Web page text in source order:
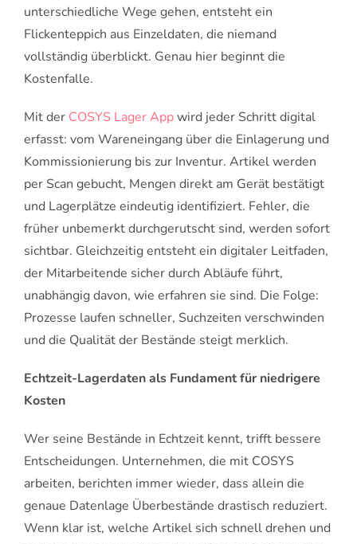
unterschiedliche Wege gehen, entsteht ein
Flickenteppich aus Einzeldaten, die niemand
vollständig überblickt. Genau hier beginnt die
Kostenfalle.
Mit der COSYS Lager Appwird jeder Schritt digital
erfasst: vom Wareneingang über die Einlagerung und
Kommissionierung bis zur Inventur. Artikel werden
per Scan gebucht, Mengen direkt am Gerät bestätigt
und Lagerplätze eindeutig identifiziert. Fehler, die
früher unbemerkt durchgerutscht sind, werden sofort
sichtbar. Gleichzeitig entsteht ein digitaler Leitfaden,
der Mitarbeitende sicher durch Abläufe führt,
unabhängig davon, wie erfahren sie sind. Die Folge:
Prozesse laufen schneller, Suchzeiten verschwinden
und die Qualität der Bestände steigt merklich.
Echtzeit-Lagerdaten als Fundament für niedrigere
Kosten
Wer seine Bestände in Echtzeit kennt, trifft bessere
Entscheidungen. Unternehmen, die mit COSYS
arbeiten, berichten immer wieder, dass allein die
genaue Datenlage Überbestände drastisch reduziert.
Wenn klar ist, welche Artikel sich schnell drehen und